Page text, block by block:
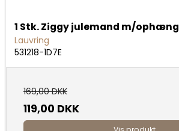
1 Stk. Ziggy julemand m/ophæng
Lauvring
531218-1D7E
169,00 DKK
119,00 DKK